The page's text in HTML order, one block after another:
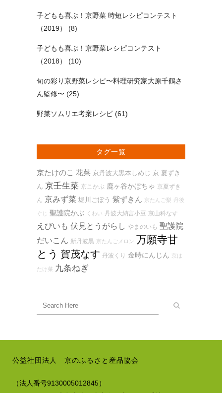
子どもも喜ぶ！京野菜 時短レシピコンテスト
（2019）
(8)
子どもも喜ぶ！京野菜レシピコンテスト
（2018）
(10)
旬の彩り京野菜レシピ〜料理研究家大原千鶴さ
ん監修〜 (25)
野菜ソムリエ考案レシピ (61)
タグ一覧
京たけのこ 花菜 京丹波大黒本しめじ 京 夏ずき
ん 京壬生菜 京こかぶ 鹿ヶ谷かぼちゃ 京夏ずき
ん 京みず菜 堀川ごぼう 紫ずきん 京たんご梨 丹後
ぐじ 聖護院かぶ くわい 丹波大納言小豆 京山科なす
えびいも 伏見とうがらし やまのいも 聖護院
だいこん 新丹波黒 京たんごメロン 万願寺甘
とう 賀茂なす 丹波くり 金時にんじん 京は
たけ菜 九条ねぎ
公益社団法人 京のふるさと産品協会
（法人番号9130005012845）